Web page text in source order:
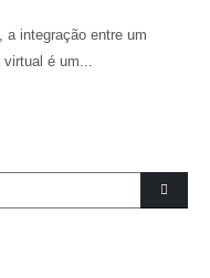
a integração entre um
virtual é um...